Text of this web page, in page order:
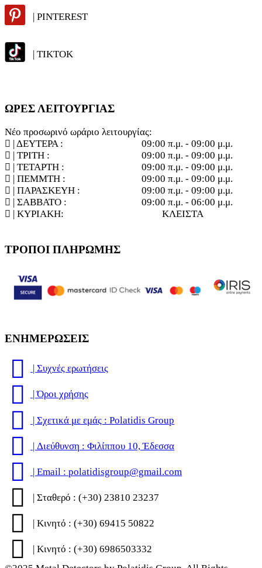
| PINTEREST
| TIKTOK
ΩΡΕΣ ΛΕΙΤΟΥΡΓΙΑΣ
Νέο προσωρινό ωράριο λειτουργίας:
| ΔΕΥΤΕΡΑ :
09:00 π.μ. - 09:00 μ.μ.
| ΤΡΙΤΗ :
09:00 π.μ. - 09:00 μ.μ.
| ΤΕΤΑΡΤΗ :
09:00 π.μ. - 09:00 μ.μ.
| ΠΕΜΜΤΗ :
09:00 π.μ. - 09:00 μ.μ.
| ΠΑΡΑΣΚΕΥΗ :
09:00 π.μ. - 09:00 μ.μ.
| ΣΑΒΒΑΤΟ :
09:00 π.μ. - 06:00 μ.μ.
| ΚΥΡΙΑΚΗ:
ΚΛΕΙΣΤΑ
ΤΡΟΠΟΙ ΠΛΗΡΩΜΗΣ
ΕΝΗΜΕΡΩΣΕΙΣ
| Συχνές ερωτήσεις
| Όροι χρήσης
| Σχετικά με εμάς : Polatidis Group
| Διεύθυνση : Φιλίππου 10, Έδεσσα
| Email : polatidisgroup@gmail.com
| Σταθερό : (+30) 23810 23237
| Κινητό : (+30) 69415 50822
| Κινητό : (+30) 6986503332